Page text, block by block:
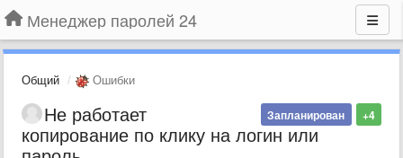
Менеджер паролей 24
Общий Ошибки
+4
Запланирован
Не работает
копирование по клику на логин или